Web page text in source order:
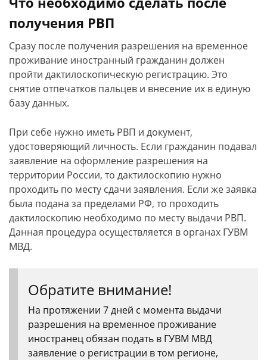
получения РВП
Сразу после получения разрешения на временное
проживание иностранный гражданин должен
пройти дактилоскопическую регистрацию. Это
снятие отпечатков пальцев и внесение их в единую
базу данных.
При себе нужно иметь РВП и документ,
удостоверяющий личность. Если гражданин подавал
заявление на оформление разрешения на
территории России, то дактилоскопию нужно
проходить по месту сдачи заявления. Если же заявка
была подана за пределами РФ, то проходить
дактилоскопию необходимо по месту выдачи РВП.
Данная процедура осуществляется в органах ГУВМ
МВД.
Обратите внимание!
На протяжении 7 дней с момента выдачи
разрешения на временное проживание
иностранец обязан подать в ГУВМ МВД
заявление о регистрации в том регионе,